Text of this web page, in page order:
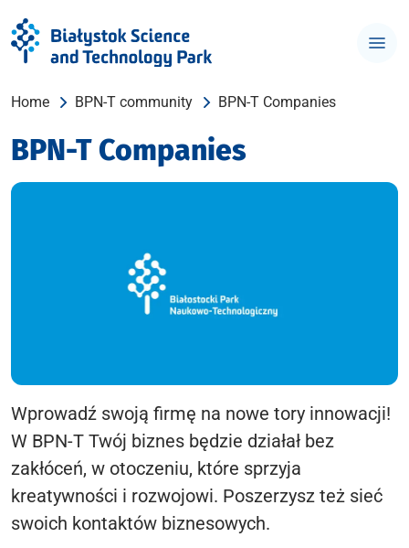
Home BPN-T community BPN-T Companies
BPN-T Companies
Wprowadź swoją firmę na nowe tory innowacji!
W BPN-T Twój biznes będzie działał bez
zakłóceń, w otoczeniu, które sprzyja
kreatywności i rozwojowi. Poszerzysz też sieć
swoich kontaktów biznesowych.